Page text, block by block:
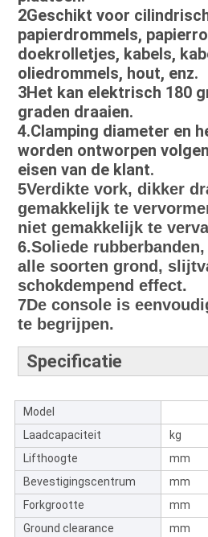
2Geschikt voor
papierdrommels,
doekrolletjes, kabels,
oliedrommels, hout, enz.
3Het kan elektrisch 180
graden draaien.
4.Clamping diameter en
worden ontworpen
eisen van de klant.
5Verdikte vork, dikker
gemakkelijk te
niet gemakkelijk te
6.Soliede
alle soorten grond,
schokdempend effect.
7De console is
te begrijpen.
Specificatie
Model
Laadcapaciteit
kg
Lifthoogte
mm
Bevestigingscentrum
mm
Forkgrootte
mm
Ground clearance
mm